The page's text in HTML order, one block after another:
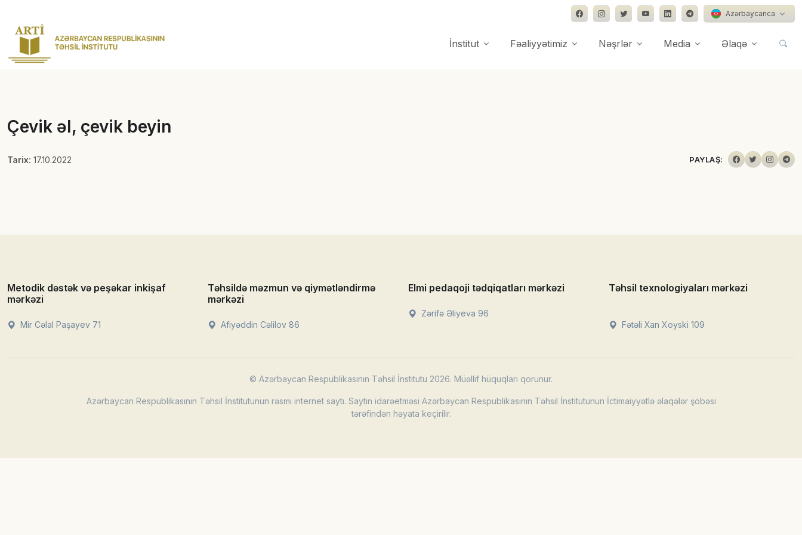
Azərbaycanca
İnstitut Fəaliyyətimiz Nəşrlər Media Əlaqə
Çevik əl, çevik beyin
Tarix: 17.10.2022 PAYLAŞ:
Metodik dəstək və peşəkar inkişaf
mərkəzi
Mir Cəlal Paşayev 71
Təhsildə məzmun və qiymətləndirmə
mərkəzi
Afiyəddin Cəlilov 86
Elmi pedaqoji tədqiqatları mərkəzi
Zərifə Əliyeva 96
Təhsil texnologiyaları mərkəzi
Fətəli Xan Xoyski 109
© Azərbaycan Respublikasının Təhsil İnstitutu 2026. Müəllif hüquqları qorunur.
Azərbaycan Respublikasının Təhsil İnstitutunun rəsmi internet saytı. Saytın idarəetməsi Azərbaycan Respublikasının Təhsil İnstitutunun İctimaiyyətlə əlaqələr şöbəsi
tərəfindən həyata keçirilir.